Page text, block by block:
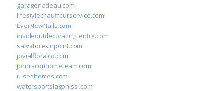
garagenadeau.com
lifestylechauffeurservice.com
EverNewNails.com
insideoutdecoratingcentre.com
salvatoresinpoint.com
jovialfloralco.com
johnlscotthometeam.com
u-seehomes.com
watersportslagonissi.com